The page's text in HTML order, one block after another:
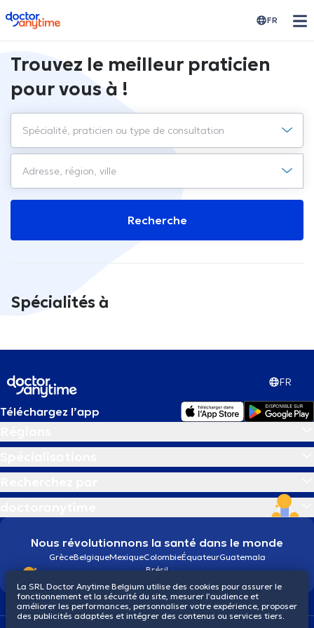
doctoranytime FR
Trouvez le meilleur praticien
pour vous à !
Recherche
Spécialités à
FR
Téléchargez l’app
Nous révolutionnons la santé dans le monde
GrèceBelgiqueMexiqueColombieÉquateurGuatemala
Brésil
La SRL Doctor Anytime Belgium utilise des cookies pour assurer le
fonctionnement et la sécurité du site, mesurer l’audience et
améliorer les performances, personnaliser votre expérience, proposer
des publicités adaptées et intégrer des contenus ou services tiers.